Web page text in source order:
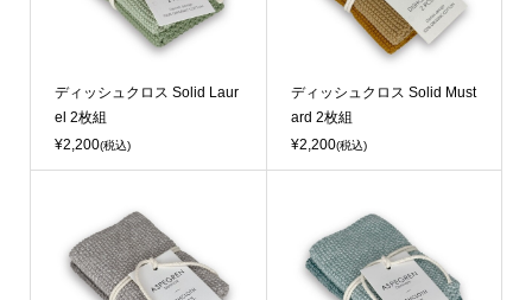
ディッシュクロス Solid Laur
el 2枚組
¥2,200(税込)
ディッシュクロス Solid Must
ard 2枚組
¥2,200(税込)